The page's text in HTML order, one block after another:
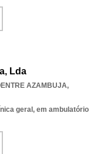
Lda
AZAMBUJA,
geral, em ambulatório